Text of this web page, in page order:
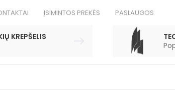
ĮSIMINTOS PREKĖS PASLAUGOS
KREPŠELIS